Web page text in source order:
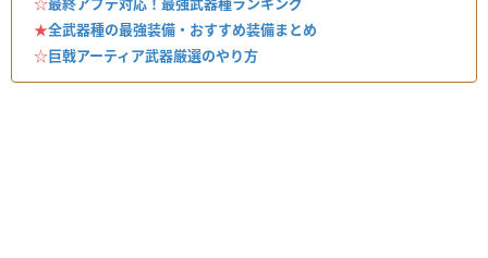
★全武器種の最強装備・おすすめ装備まとめ
☆巨戟アーティア武器厳選のやり方